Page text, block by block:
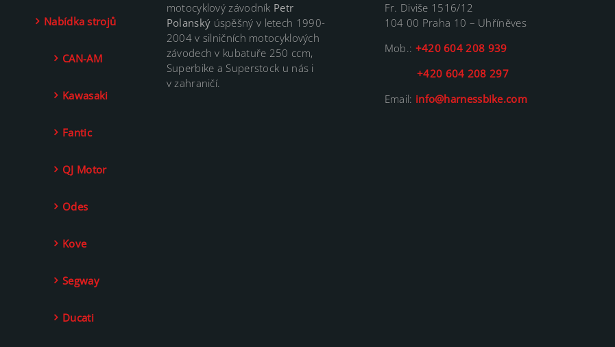
Nabídka strojů
CAN-AM
Kawasaki
Fantic
QJ Motor
Odes
Kove
Segway
Ducati
motocyklový závodník Petr
Polanský úspěšný v letech 1990-
2004 v silničních motocyklových
závodech v kubatuře 250 ccm,
Superbike a Superstock u nás i
v zahraničí.
Fr. Diviše 1516/12
104 00 Praha 10 – Uhříněves
Mob.: +420 604 208 939
+420 604 208 297
Email: info@harnessbike.com